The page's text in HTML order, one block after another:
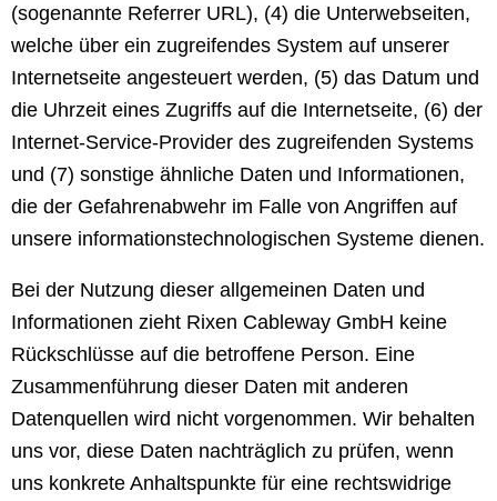
(sogenannte Referrer URL), (4) die Unterwebseiten,
welche über ein zugreifendes System auf unserer
Internetseite angesteuert werden, (5) das Datum und
die Uhrzeit eines Zugriffs auf die Internetseite, (6) der
Internet-Service-Provider des zugreifenden Systems
und (7) sonstige ähnliche Daten und Informationen,
die der Gefahrenabwehr im Falle von Angriffen auf
unsere informationstechnologischen Systeme dienen.
Bei der Nutzung dieser allgemeinen Daten und
Informationen zieht Rixen Cableway GmbH keine
Rückschlüsse auf die betroffene Person. Eine
Zusammenführung dieser Daten mit anderen
Datenquellen wird nicht vorgenommen. Wir behalten
uns vor, diese Daten nachträglich zu prüfen, wenn
uns konkrete Anhaltspunkte für eine rechtswidrige